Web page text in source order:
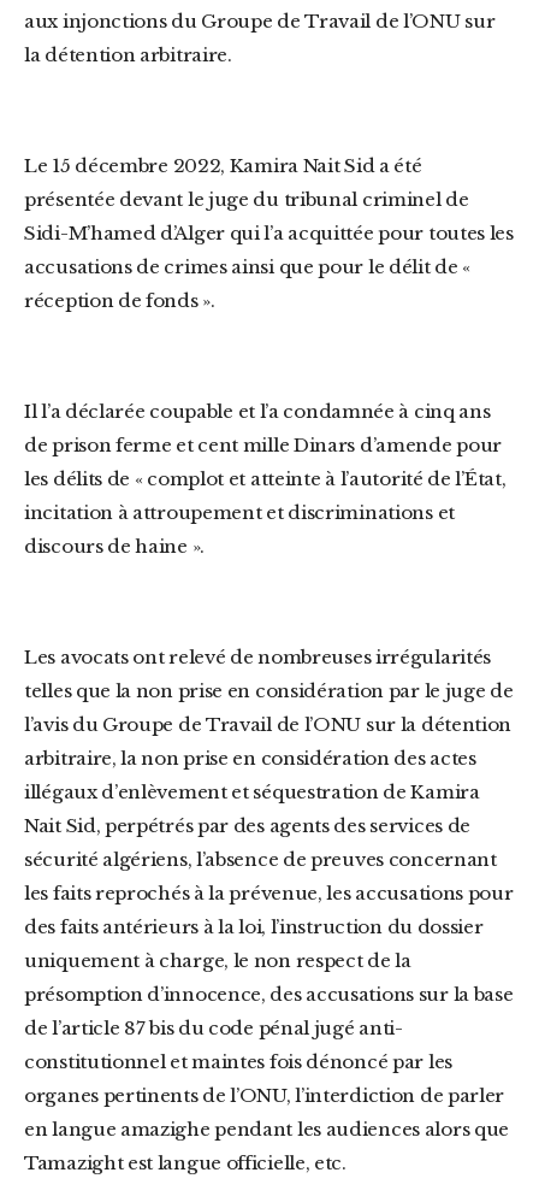
aux injonctions du Groupe de Travail de l’ONU sur
la détention arbitraire.
Le 15 décembre 2022, Kamira Nait Sid a été
présentée devant le juge du tribunal criminel de
Sidi-M’hamed d’Alger qui l’a acquittée pour toutes les
accusations de crimes ainsi que pour le délit de «
réception de fonds ».
Il l’a déclarée coupable et l’a condamnée à cinq ans
de prison ferme et cent mille Dinars d’amende pour
les délits de « complot et atteinte à l’autorité de l’État,
incitation à attroupement et discriminations et
discours de haine ».
Les avocats ont relevé de nombreuses irrégularités
telles que la non prise en considération par le juge de
l’avis du Groupe de Travail de l’ONU sur la détention
arbitraire, la non prise en considération des actes
illégaux d’enlèvement et séquestration de Kamira
Nait Sid, perpétrés par des agents des services de
sécurité algériens, l’absence de preuves concernant
les faits reprochés à la prévenue, les accusations pour
des faits antérieurs à la loi, l’instruction du dossier
uniquement à charge, le non respect de la
présomption d’innocence, des accusations sur la base
de l’article 87 bis du code pénal jugé anti-
constitutionnel et maintes fois dénoncé par les
organes pertinents de l’ONU, l’interdiction de parler
en langue amazighe pendant les audiences alors que
Tamazight est langue officielle, etc.